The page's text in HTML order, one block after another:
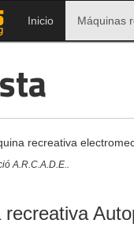
Inicio Máquinas
recreativa
A.R.C.A.D.E..
recreativa